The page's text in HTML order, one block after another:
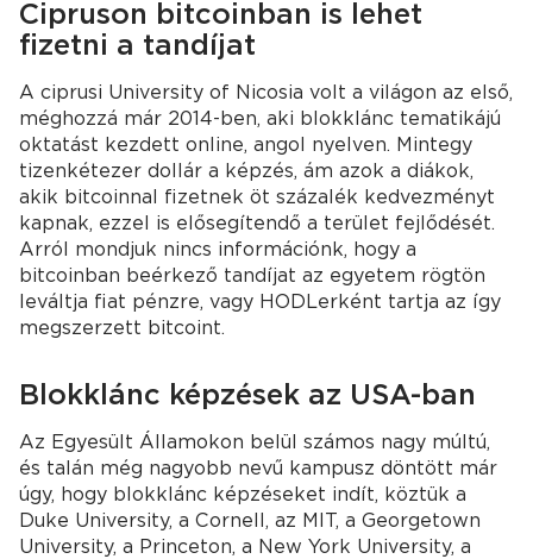
Cipruson bitcoinban is lehet
fizetni a tandíjat
A ciprusi University of Nicosia volt a világon az első,
méghozzá már 2014-ben, aki blokklánc tematikájú
oktatást kezdett online, angol nyelven. Mintegy
tizenkétezer dollár a képzés, ám azok a diákok,
akik bitcoinnal fizetnek öt százalék kedvezményt
kapnak, ezzel is elősegítendő a terület fejlődését.
Arról mondjuk nincs információnk, hogy a
bitcoinban beérkező tandíjat az egyetem rögtön
leváltja fiat pénzre, vagy HODLerként tartja az így
megszerzett bitcoint.
Blokklánc képzések az USA-ban
Az Egyesült Államokon belül számos nagy múltú,
és talán még nagyobb nevű kampusz döntött már
úgy, hogy blokklánc képzéseket indít, köztük a
Duke University, a Cornell, az MIT, a Georgetown
University, a Princeton, a New York University, a